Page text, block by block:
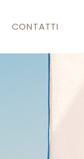
CONTATTI